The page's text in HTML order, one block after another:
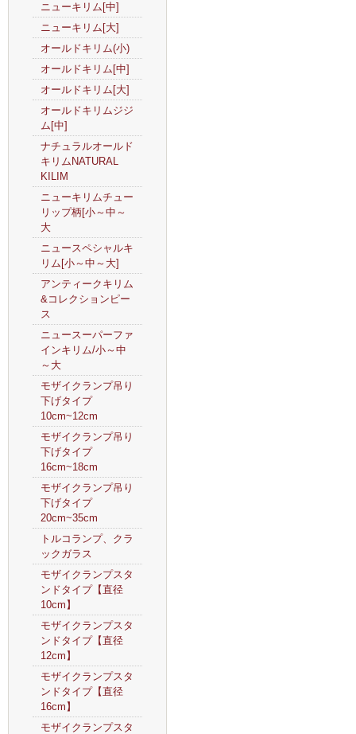
ニューキリム[中]
ニューキリム[大]
オールドキリム(小)
オールドキリム[中]
オールドキリム[大]
オールドキリムジジ
ム[中]
ナチュラルオールド
キリムNATURAL
KILIM
ニューキリムチュー
リップ柄[小～中～
大
ニュースペシャルキ
リム[小～中～大]
アンティークキリム
&コレクションピー
ス
ニュースーパーファ
インキリム/小～中
～大
モザイクランプ吊り
下げタイプ
10cm~12cm
モザイクランプ吊り
下げタイプ
16cm~18cm
モザイクランプ吊り
下げタイプ
20cm~35cm
トルコランプ、クラ
ックガラス
モザイクランプスタ
ンドタイプ【直径
10cm】
モザイクランプスタ
ンドタイプ【直径
12cm】
モザイクランプスタ
ンドタイプ【直径
16cm】
モザイクランプスタ